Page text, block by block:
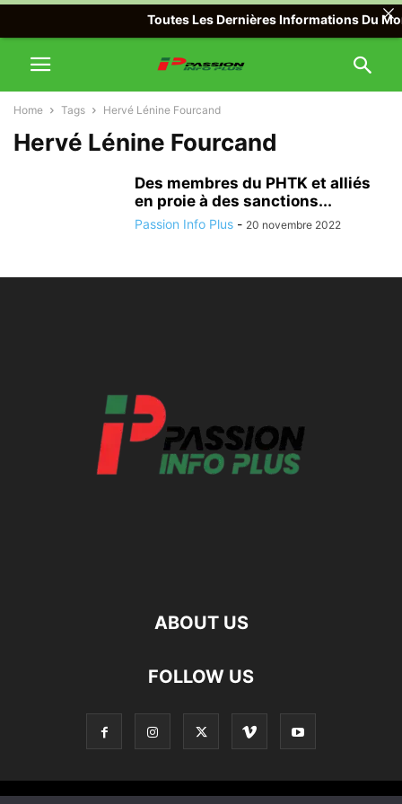
Home Tags Hervé Lénine Fourcand
Hervé Lénine Fourcand
Des membres du PHTK et alliés
en proie à des sanctions...
Passion Info Plus - 20 novembre 2022
ABOUT US
FOLLOW US
Toutes Les Dernières Informations Du